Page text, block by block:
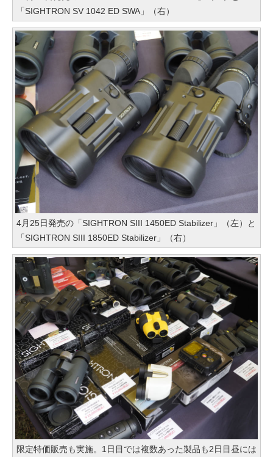
「SIGHTRON SV 1042 ED SWA」（右）
4月25日発売の「SIGHTRON SIII 1450ED Stabilizer」（左）と
「SIGHTRON SIII 1850ED Stabilizer」（右）
限定特価販売も実施。1日目では複数あった製品も2日目昼には